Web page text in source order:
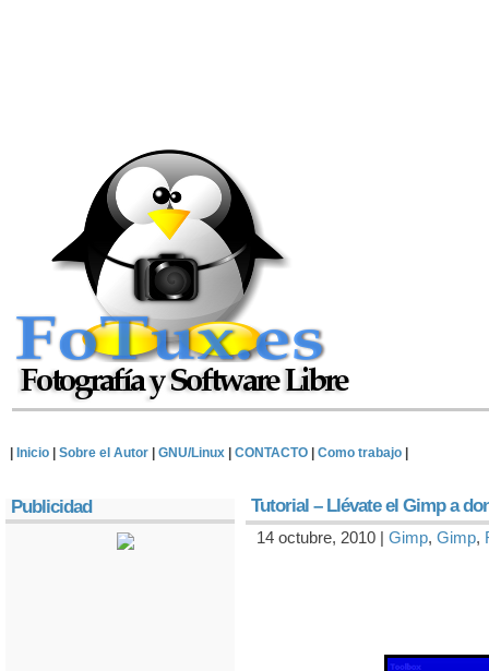
Inicio Sobre el Autor GNU/Linux CONTACTO Como trabajo
Tutorial – Llévate el Gimp a
14 octubre, 2010 | Gimp, Gimp,
Publicidad